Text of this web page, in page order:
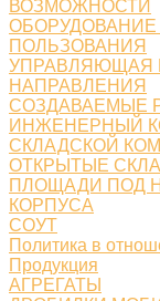
ВОЗМОЖНОСТИ
ОБОРУДОВАНИЕ
ПОЛЬЗОВАНИЯ
УПРАВЛЯЮЩАЯ
НАПРАВЛЕНИЯ
СОЗДАВАЕМЫЕ
ИНЖЕНЕРНЫЙ
СКЛАДСКОЙ
ОТКРЫТЫЕ
ПЛОЩАДИ ПОД
КОРПУСА
СОУТ
Политика в
Продукция
АГРЕГАТЫ